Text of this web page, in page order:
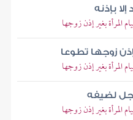
بإذنه
بغير إذن زوجها
زوجها تطوعا
بغير إذن زوجها
لضيفه
بغير إذن زوجها